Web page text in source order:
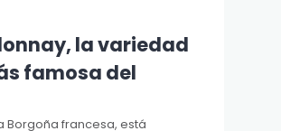
la variedad
famosa del
Borgoña francesa, está